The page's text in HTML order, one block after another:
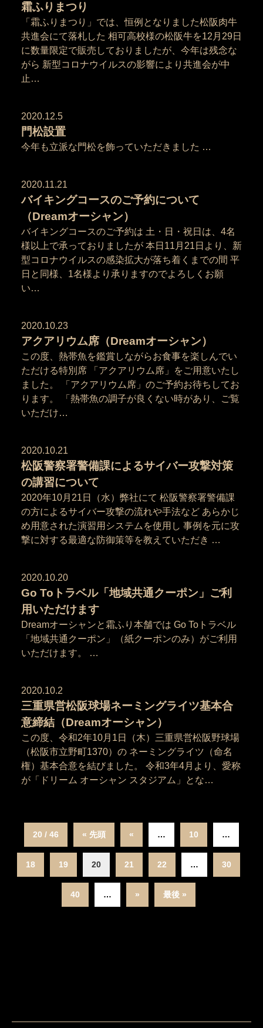
霜ふりまつり
「霜ふりまつり」では、恒例となりました松阪肉牛
共進会にて落札した 相可高校様の松阪牛を12月29日
に数量限定で販売しておりましたが、今年は残念な
がら 新型コロナウイルスの影響により共進会が中
止…
2020.12.5
門松設置
今年も立派な門松を飾っていただきました …
2020.11.21
バイキングコースのご予約について
（Dreamオーシャン）
バイキングコースのご予約は 土・日・祝日は、4名
様以上で承っておりましたが 本日11月21日より、新
型コロナウイルスの感染拡大が落ち着くまでの間 平
日と同様、1名様より承りますのでよろしくお願
い…
2020.10.23
アクアリウム席（Dreamオーシャン）
この度、熱帯魚を鑑賞しながらお食事を楽しんでい
ただける特別席 「アクアリウム席」をご用意いたし
ました。 「アクアリウム席」のご予約お待ちしてお
ります。 「熱帯魚の調子が良くない時があり、ご覧
いただけ…
2020.10.21
松阪警察署警備課によるサイバー攻撃対策
の講習について
2020年10月21日（水）弊社にて 松阪警察署警備課
の方によるサイバー攻撃の流れや手法など あらかじ
め用意された演習用システムを使用し 事例を元に攻
撃に対する最適な防御策等を教えていただき …
2020.10.20
Go Toトラベル「地域共通クーポン」ご利
用いただけます
Dreamオーシャンと霜ふり本舗では Go Toトラベル
「地域共通クーポン」（紙クーポンのみ）がご利用
いただけます。 …
2020.10.2
三重県営松阪球場ネーミングライツ基本合
意締結（Dreamオーシャン）
この度、令和2年10月1日（木）三重県営松阪野球場
（松阪市立野町1370）の ネーミングライツ（命名
権）基本合意を結びました。 令和3年4月より、愛称
が「ドリーム オーシャン スタジアム」とな…
20 / 46 « 先頭 « … 10 …
18 19 20 21 22 … 30
40 … » 最後 »